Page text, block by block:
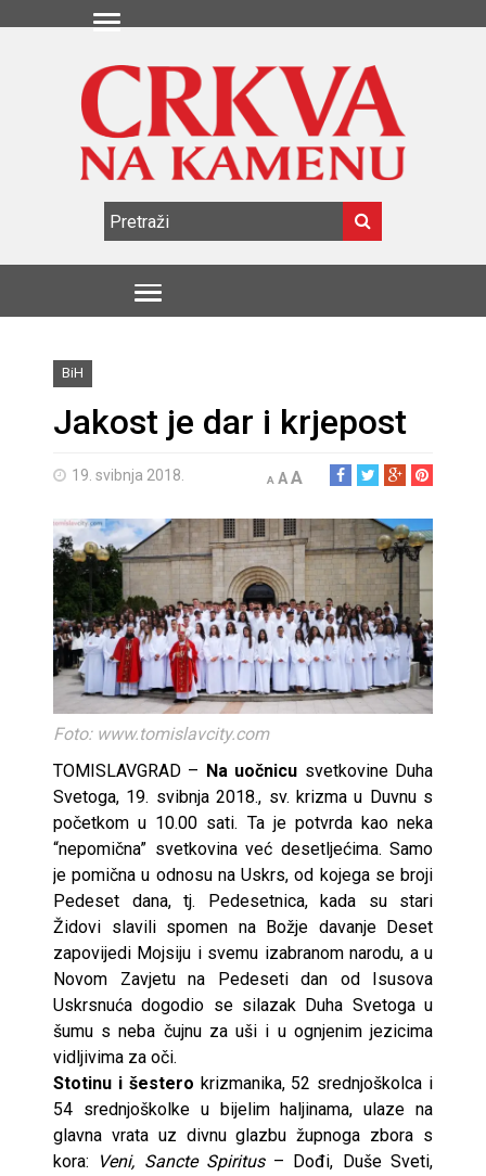
BiH
Jakost je dar i krjepost
19. svibnja 2018. A AA
Foto: www.tomislavcity.com
TOMISLAVGRAD – Na uočnicu svetkovine Duha
Svetoga, 19. svibnja 2018., sv. krizma u Duvnu s
početkom u 10.00 sati. Ta je potvrda kao neka
“nepomična” svetkovina već desetljećima. Samo
je pomična u odnosu na Uskrs, od kojega se broji
Pedeset dana, tj. Pedesetnica, kada su stari
Židovi slavili spomen na Božje davanje Deset
zapovijedi Mojsiju i svemu izabranom narodu, a u
Novom Zavjetu na Pedeseti dan od Isusova
Uskrsnuća dogodio se silazak Duha Svetoga u
šumu s neba čujnu za uši i u ognjenim jezicima
vidljivima za oči.
Stotinu i šestero krizmanika, 52 srednjoškolca i
54 srednjoškolke u bijelim haljinama, ulaze na
glavna vrata uz divnu glazbu župnoga zbora s
kora:
Veni, Sancte Spiritus– Dođi, Duše Sveti,